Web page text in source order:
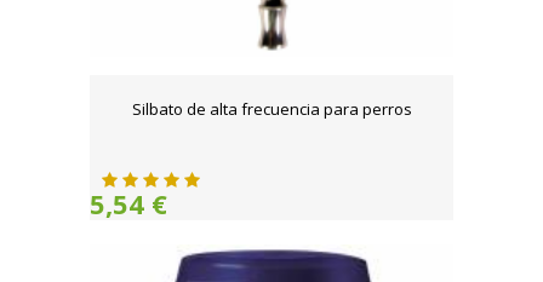
Silbato de alta frecuencia para perros
5,54 €